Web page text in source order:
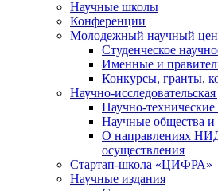
Научные школы
Конференции
Молодежный научный
Студенческое
Именные и
Конкурсы, гранты,
Научно-исследовательская
Научно-технические
Научные общества и
О направлениях
осуществления
Стартап-школа «ЦИФРА»
Научные издания